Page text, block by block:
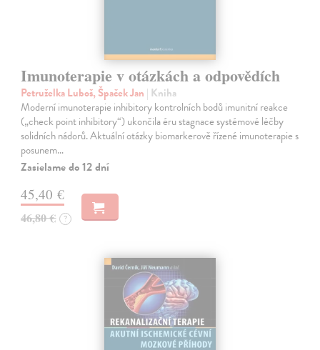
Imunoterapie v otázkách a odpovědích
Petruželka Luboš, Špaček Jan | Kniha
Moderní imunoterapie inhibitory kontrolních bodů imunitní reakce
(„check point inhibitory“) ukončila éru stagnace systémové léčby
solidních nádorů. Aktuální otázky biomarkerově řízené imunoterapie s
posunem…
Zasielame do 12 dní
45,40 €
46,80 € ?